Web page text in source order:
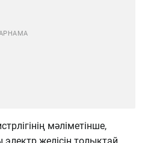
мәліметінше,